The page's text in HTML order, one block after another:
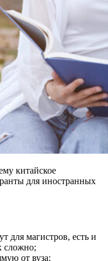
китайское
для иностранных
для магистров, есть и
сложно;
от вуза;